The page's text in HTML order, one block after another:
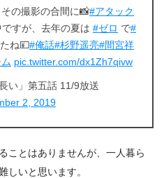
の撮影の合間に📸#アタック
すが、去年の夏は #ゼロ で#
ね💴#俺話#杉野遥亮#間宮祥
pic.twitter.com/dx1Zh7qivw
い」第五話 11/9放送
2, 2019
ことはありませんが、一人暮ら
しいと思います。